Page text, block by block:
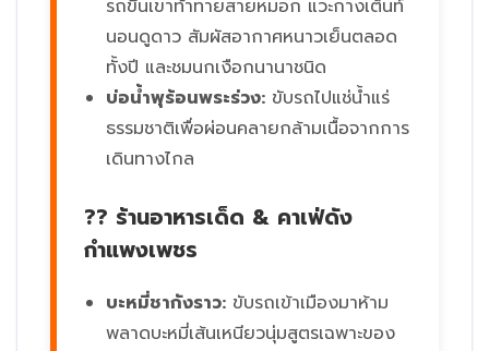
รถขึ้นเขาท้าทายสายหมอก แวะกางเต็นท์
นอนดูดาว สัมผัสอากาศหนาวเย็นตลอด
ทั้งปี และชมนกเงือกนานาชนิด
บ่อน้ำพุร้อนพระร่วง: ขับรถไปแช่น้ำแร่
ธรรมชาติเพื่อผ่อนคลายกล้ามเนื้อจากการ
เดินทางไกล
?? ร้านอาหารเด็ด & คาเฟ่ดัง
กำแพงเพชร
บะหมี่ชากังราว: ขับรถเข้าเมืองมาห้าม
พลาดบะหมี่เส้นเหนียวนุ่มสูตรเฉพาะของ